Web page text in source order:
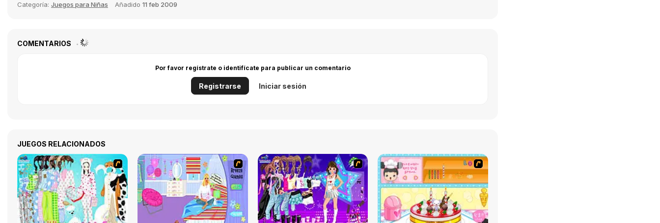
Categoría: Juegos para Niñas Añadido 11 feb 2009
COMENTARIOS
Por favor regístrate o identifícate para publicar un comentario
Registrarse Iniciar sesión
JUEGOS RELACIONADOS